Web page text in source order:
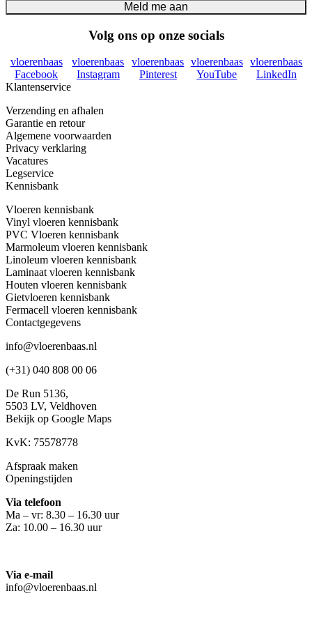
Meld me aan
Volg ons op onze socials
vloerenbaas
Facebook
vloerenbaas
Instagram
vloerenbaas
Pinterest
vloerenbaas
YouTube
vloerenbaas
LinkedIn
Klantenservice
Verzending en afhalen
Garantie en retour
Algemene voorwaarden
Privacy verklaring
Vacatures
Legservice
Kennisbank
Vloeren kennisbank
Vinyl vloeren kennisbank
PVC Vloeren kennisbank
Marmoleum vloeren kennisbank
Linoleum vloeren kennisbank
Laminaat vloeren kennisbank
Houten vloeren kennisbank
Gietvloeren kennisbank
Fermacell vloeren kennisbank
Contactgegevens
info@vloerenbaas.nl
(+31) 040 808 00 06
De Run 5136,
5503 LV, Veldhoven
Bekijk op Google Maps
KvK: 75578778
Afspraak maken
Openingstijden
Via telefoon
Ma – vr: 8.30 – 16.30 uur
Za: 10.00 – 16.30 uur
Via e-mail
info@vloerenbaas.nl